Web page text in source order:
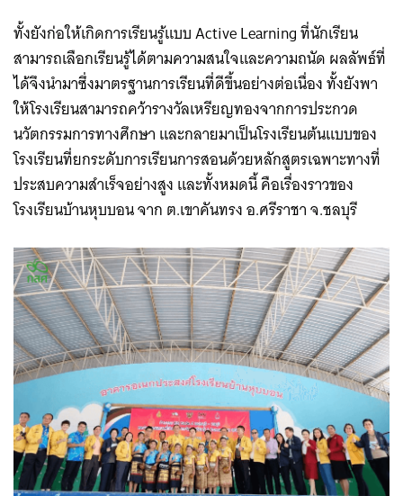
ทั้งยังก่อให้เกิดการเรียนรู้แบบ Active Learning ที่นักเรียน
สามารถเลือกเรียนรู้ได้ตามความสนใจและความถนัด ผลลัพธ์ที่
ได้จึงนำมาซึ่งมาตรฐานการเรียนที่ดีขึ้นอย่างต่อเนื่อง ทั้งยังพา
ให้โรงเรียนสามารถคว้ารางวัลเหรียญทองจากการประกวด
นวัตกรรมการทางศึกษา และกลายมาเป็นโรงเรียนต้นแบบของ
โรงเรียนที่ยกระดับการเรียนการสอนด้วยหลักสูตรเฉพาะทางที่
ประสบความสำเร็จอย่างสูง และทั้งหมดนี้ คือเรื่องราวของ
โรงเรียนบ้านหุบบอน จาก ต.เขาคันทรง อ.ศรีราชา จ.ชลบุรี